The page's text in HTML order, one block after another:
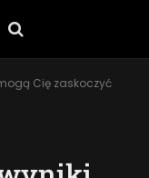
Cię zaskoczyć